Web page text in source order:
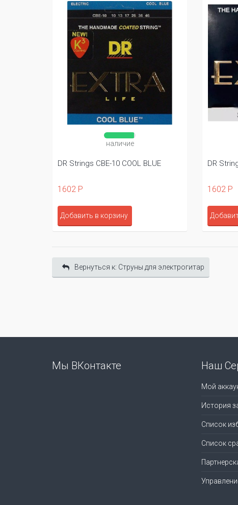
наличие
DR Strings CBE-10 COOL BLUE
1602 Р
Добавить в корзину
DR
1602 Р
Вернуться к: Cтруны для электрогитар
Мы ВКонтакте Наш
Мой
История
Список
Список